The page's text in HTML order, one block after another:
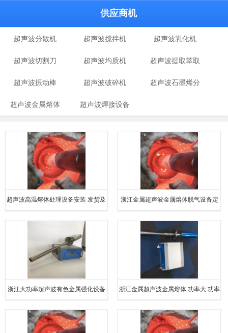
供应商机
超声波分散机 超声波搅拌机 超声波乳化机
超声波切割刀 超声波均质机 超声波提取萃取
机
超声波振动棒 超声波破碎机 超声波石墨烯分
超声波金属熔体 超声波焊接设备
超声波高温熔体处理设备安装 发货及 浙江金属超声波金属熔体脱气设备定
浙江大功率超声波有色金属强化设备 浙江金属超声波金属熔体 功率大 功率